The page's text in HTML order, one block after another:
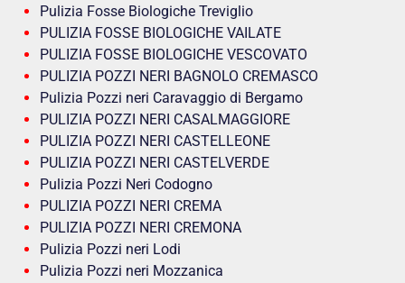
Pulizia Fosse Biologiche Treviglio
PULIZIA FOSSE BIOLOGICHE VAILATE
PULIZIA FOSSE BIOLOGICHE VESCOVATO
PULIZIA POZZI NERI BAGNOLO CREMASCO
Pulizia Pozzi neri Caravaggio di Bergamo
PULIZIA POZZI NERI CASALMAGGIORE
PULIZIA POZZI NERI CASTELLEONE
PULIZIA POZZI NERI CASTELVERDE
Pulizia Pozzi Neri Codogno
PULIZIA POZZI NERI CREMA
PULIZIA POZZI NERI CREMONA
Pulizia Pozzi neri Lodi
Pulizia Pozzi neri Mozzanica